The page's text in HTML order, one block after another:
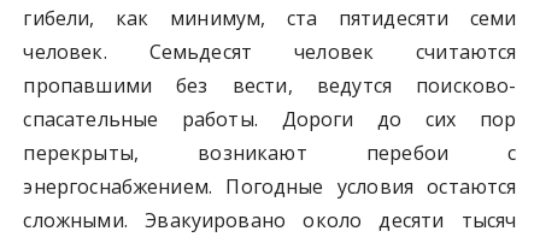
гибели, как минимум, ста пятидесяти семи
человек. Семьдесят человек считаются
пропавшими без вести, ведутся поисково-
спасательные работы. Дороги до сих пор
перекрыты, возникают перебои с
энергоснабжением. Погодные условия остаются
сложными. Эвакуировано около десяти тысяч